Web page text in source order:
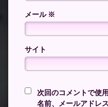
メール ※
サイト
次回のコメントで使
名前、メールアドレ